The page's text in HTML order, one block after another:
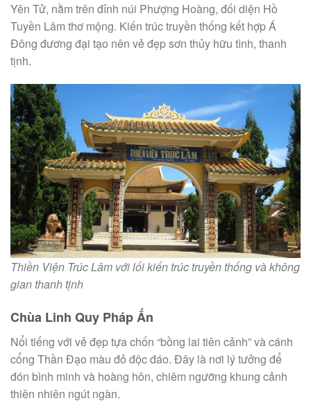
Yên Tử, nằm trên đỉnh núi Phượng Hoàng, đối diện Hồ
Tuyền Lâm thơ mộng. Kiến trúc truyền thống kết hợp Á
Đông đương đại tạo nên vẻ đẹp sơn thủy hữu tình, thanh
tịnh.
Thiền Viện Trúc Lâm với lối kiến trúc truyền thống và không
gian thanh tịnh
Chùa Linh Quy Pháp Ấn
Nổi tiếng với vẻ đẹp tựa chốn “bồng lai tiên cảnh” và cánh
cổng Thần Đạo màu đỏ độc đáo. Đây là nơi lý tưởng để
đón bình minh và hoàng hôn, chiêm ngưỡng khung cảnh
thiên nhiên ngút ngàn.